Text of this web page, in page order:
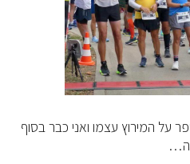
על המירוץ עצמו ואני כבר בסוף